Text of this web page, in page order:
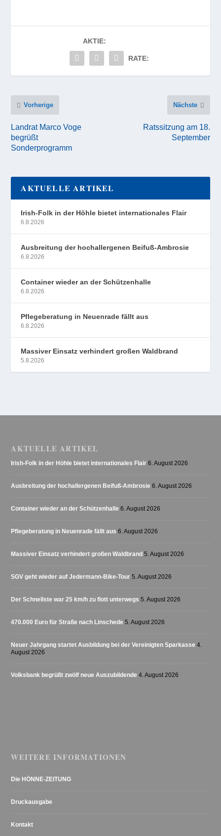
AKTIE:
RATE:
Vorherige
Landrat Marco Voge
begrüßt
Sonderprogramm
Nächste
Ratssitzung am 18.
September
AKTUELLE ARTIKEL
Irish-Folk in der Höhle bietet internationales Flair
6.8.2026
Ausbreitung der hochallergenen Beifuß-Ambrosie
6.8.2026
Container wieder an der Schützenhalle
6.8.2026
Pflegeberatung in Neuenrade fällt aus
6.8.2026
Massiver Einsatz verhindert großen Waldbrand
5.8.2026
AKTUELLE ARTIKEL
Irish-Folk in der Höhle bietet internationales Flair 6. August 2026
Ausbreitung der hochallergenen Beifuß-Ambrosie 6. August 2026
Container wieder an der Schützenhalle 6. August 2026
Pflegeberatung in Neuenrade fällt aus 6. August 2026
Massiver Einsatz verhindert großen Waldbrand 5. August 2026
SGV geht wieder auf Jedermann-Bike-Tour 5. August 2026
Der Schnellste war 25 km/h zu flott unterwegs 5. August 2026
470.000 Euro für Straße nach Linschede 5. August 2026
Neuer Jahrgang startet Ausbildung bei der Vereinigten Sparkasse 4.
August 2026
Volksbank begrüßt zwölf neue Auszubildende 4. August 2026
WEITERE INFORMATIONEN
Die HÖNNE-ZEITUNG
Druckausgabe
Kontakt